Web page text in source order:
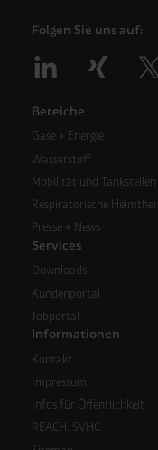
Folgen Sie uns auf:
Bereiche
Gase + Energie
Wasserstoff
Mobilität und Tankstellen
Respiratorische
Presse + News
Services
Downloads
Kundenportal
Jobportal
Informationen
Kontakt
Impressum
Infos für Öffentlichkeit
REACH: SVHC